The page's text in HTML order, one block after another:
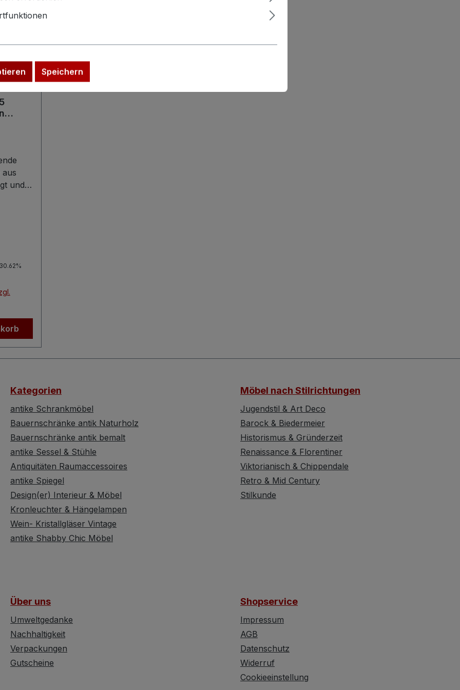
und
hier
auf
Preis:
Kategorien
antike Schrankmöbel
Bauernschränke antik Naturholz
Bauernschränke antik bemalt
antike Sessel & Stühle
Antiquitäten Raumaccessoires
antike Spiegel
Design(er) Interieur & Möbel
Kronleuchter & Hängelampen
Wein- Kristallgläser Vintage
antike Shabby Chic Möbel
Möbel nach Stilrichtungen
Jugendstil & Art Deco
Barock & Biedermeier
Historismus & Gründerzeit
Renaissance & Florentiner
Viktorianisch & Chippendale
Retro & Mid Century
Stilkunde
Über uns
Umweltgedanke
Nachhaltigkeit
Verpackungen
Gutscheine
Shopservice
Impressum
AGB
Datenschutz
Widerruf
Cookieeinstellung
Speichern